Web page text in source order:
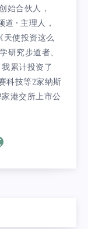
始合伙人，
· 主理人，
天使投资这么
研究步道者、
累计投资了
科技等2家纳斯
港交所上市公